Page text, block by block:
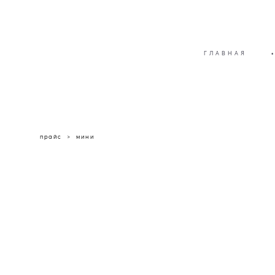
ГЛАВНАЯ •
прайс > мини